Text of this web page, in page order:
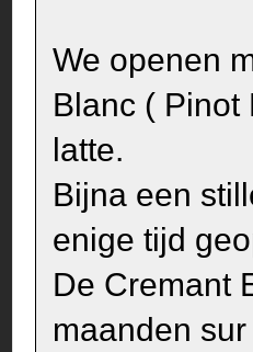
We openen
Blanc ( Pinot
latte.
Bijna een
enige tijd
De Cremant
maanden sur